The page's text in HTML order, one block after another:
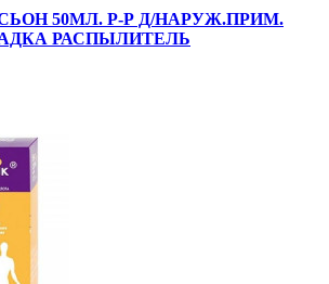
50МЛ. Р-Р Д/НАРУЖ.ПРИМ.
РАСПЫЛИТЕЛЬ